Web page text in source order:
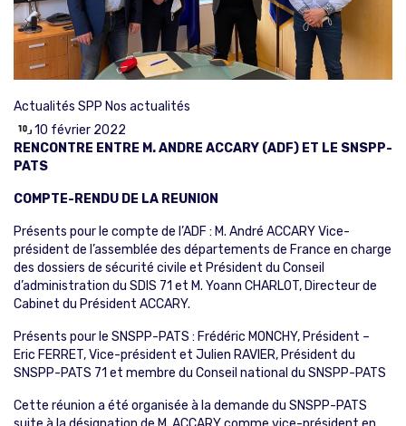
Actualités SPP Nos actualités
10 février 2022
RENCONTRE ENTRE M. ANDRE ACCARY (ADF) ET LE SNSPP-
PATS
COMPTE-RENDU DE LA REUNION
Présents pour le compte de l’ADF : M. André ACCARY Vice-
président de l’assemblée des départements de France en charge
des dossiers de sécurité civile et Président du Conseil
d’administration du SDIS 71 et M. Yoann CHARLOT, Directeur de
Cabinet du Président ACCARY.
Présents pour le SNSPP-PATS : Frédéric MONCHY, Président –
Eric FERRET, Vice-président et Julien RAVIER, Président du
SNSPP-PATS 71 et membre du Conseil national du SNSPP-PATS
Cette réunion a été organisée à la demande du SNSPP-PATS